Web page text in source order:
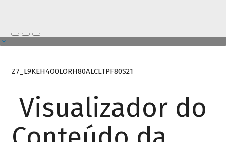
Z7_L9KEH4O0LORH80ALCLTPF80S21
Visualizador do